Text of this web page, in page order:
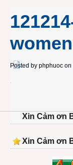
Posted by phphuoc on
Xin Cảm ơn
Xin Cảm ơn